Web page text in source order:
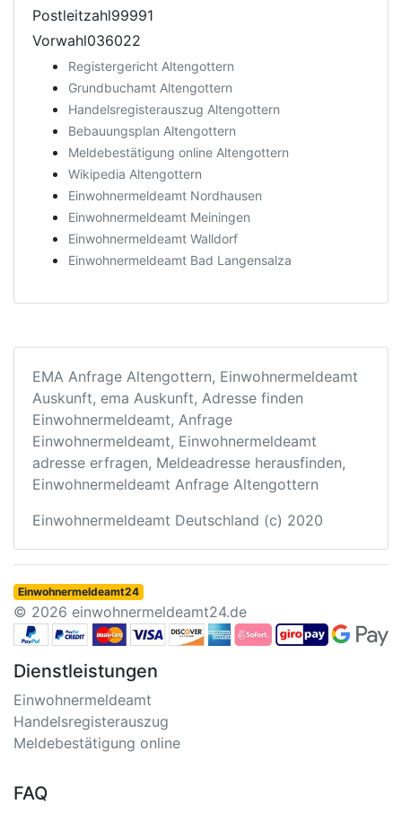
Postleitzahl99991
Vorwahl036022
Registergericht Altengottern
Grundbuchamt Altengottern
Handelsregisterauszug Altengottern
Bebauungsplan Altengottern
Meldebestätigung online Altengottern
Wikipedia Altengottern
Einwohnermeldeamt Nordhausen
Einwohnermeldeamt Meiningen
Einwohnermeldeamt Walldorf
Einwohnermeldeamt Bad Langensalza
EMA Anfrage Altengottern, Einwohnermeldeamt
Auskunft, ema Auskunft, Adresse finden
Einwohnermeldeamt, Anfrage
Einwohnermeldeamt, Einwohnermeldeamt
adresse erfragen, Meldeadresse herausfinden,
Einwohnermeldeamt Anfrage Altengottern
Einwohnermeldeamt Deutschland (c) 2020
Einwohnermeldeamt24
© 2026 einwohnermeldeamt24.de
Dienstleistungen
Einwohnermeldeamt
Handelsregisterauszug
Meldebestätigung online
FAQ